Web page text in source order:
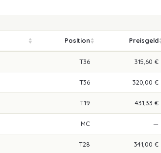
Position Preisgeld
T36 315,60 €
T36 320,00 €
T19 431,33 €
MC —
T28 341,00 €